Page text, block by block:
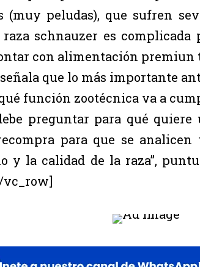
(muy peludas), que sufren
schnauzer es complicada
con alimentación premiun
que lo más importante
función zootécnica va a
preguntar para qué
para que se analicen
y la calidad de la raza”,